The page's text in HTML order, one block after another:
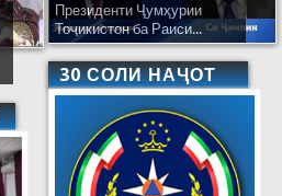
Президенти Ҷумҳурии
Тоҷикистон ба Раиси...
30 СОЛИ НАҶОТ